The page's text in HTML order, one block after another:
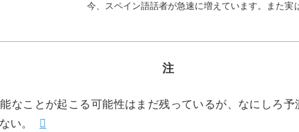
今、スペイン語話者が急速に増えています。また実
イツ語、そしてもちろんネイティブアメリカンの言
注
なことが起こる可能性はまだ残っているが、なにしろ
い。